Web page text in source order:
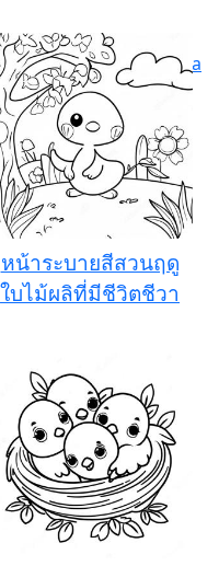
หน้าระบายสีสวนฤดู
ใบไม้ผลิที่มีชีวิตชีวา